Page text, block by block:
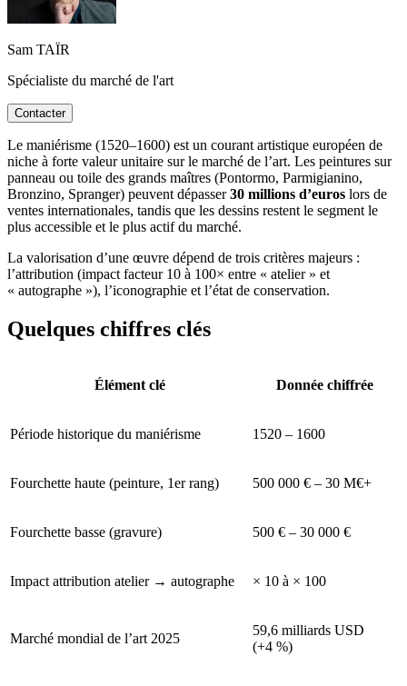
Sam TAÏR
Spécialiste du marché de l'art
Contacter
Le maniérisme (1520–1600) est un courant artistique européen de
niche à forte valeur unitaire sur le marché de l’art. Les peintures sur
panneau ou toile des grands maîtres (Pontormo, Parmigianino,
Bronzino, Spranger) peuvent dépasser30 millions d’euros lors de
ventes internationales, tandis que les dessins restent le segment le
plus accessible et le plus actif du marché.
La valorisation d’une œuvre dépend de trois critères majeurs :
l’attribution (impact facteur 10 à 100× entre « atelier » et
« autographe »), l’iconographie et l’état de conservation.
Quelques chiffres clés
Élément clé Donnée chiffrée
Période historique du maniérisme 1520 – 1600
Fourchette haute (peinture, 1er rang) 500 000 € – 30 M€+
Fourchette basse (gravure) 500 € – 30 000 €
Impact attribution atelier → autographe × 10 à × 100
Marché mondial de l’art 2025
59,6 milliards USD
(+4 %)